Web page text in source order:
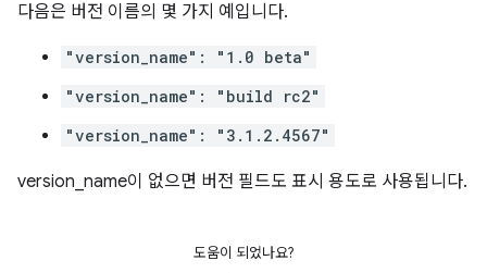
다음은 버전 이름의 몇 가지 예입니다.
"version_name": "1.0 beta"
"version_name": "build rc2"
"version_name": "3.1.2.4567"
version_name이 없으면 버전 필드도 표시 용도로 사용됩니다.
도움이 되었나요?